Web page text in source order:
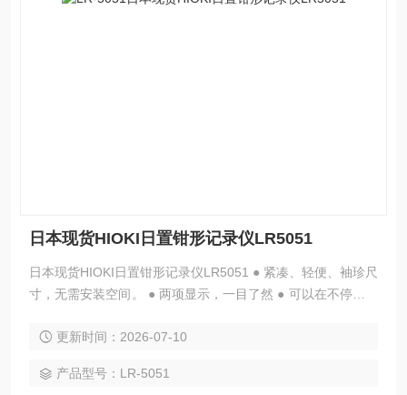
日本现货HIOKI日置钳形记录仪LR5051
日本现货HIOKI日置钳形记录仪LR5051 ● 紧凑、轻便、袖珍尺
寸，无需安装空间。 ● 两项显示，一目了然 ● 可以在不停止记
时更换电池（即使取出电池，录音仍会持续约30秒） ● 记录容
记录模式，记录变化不遗漏。 ● 即使电池电量耗尽，测量数据
更新时间：2026-07-10
产品型号：LR-5051